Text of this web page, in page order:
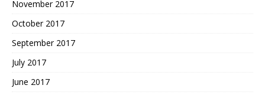
November 2017
October 2017
September 2017
July 2017
June 2017